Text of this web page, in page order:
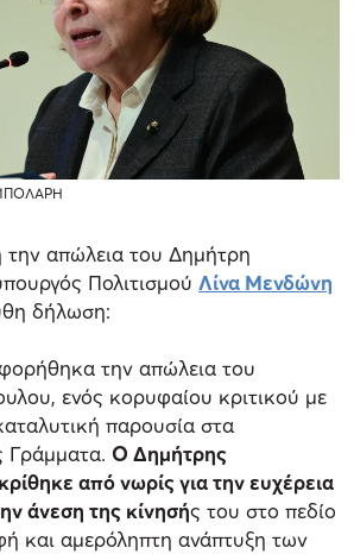
απώλεια του Δημήτρη
Πολιτισμού Λίνα Μενδώνη
δήλωση:
την απώλεια του
ενός κορυφαίου κριτικού με
παρουσία στα
Γράμματα. Ο Δημήτρης
από νωρίς για την ευχέρεια
άνεση της κίνησής του στο πεδίο
και αμερόληπτη ανάπτυξη των